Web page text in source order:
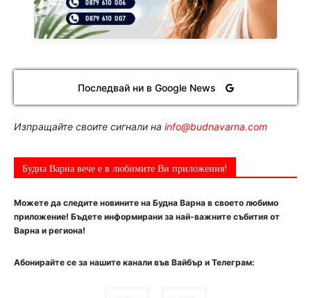
Последвай ни в Google News
Изпращайте своите сигнали на info@budnavarna.com
Будна Варна вече е в любимите Ви приложения!
Можете да следите новините на Будна Варна в своето любимо
приложение! Бъдете информирани за най-важните събития от
Варна и региона!
Абонирайте се за нашите канали във Вайбър и Телеграм: